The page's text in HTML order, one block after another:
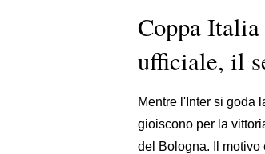
Coppa
ufficiale, il
Mentre l'Inter si goda
gioiscono per la
del Bologna. Il motivo